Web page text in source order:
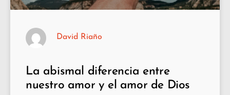
La abismal diferencia entre
nuestro amor y el amor de Dios
David Riaño